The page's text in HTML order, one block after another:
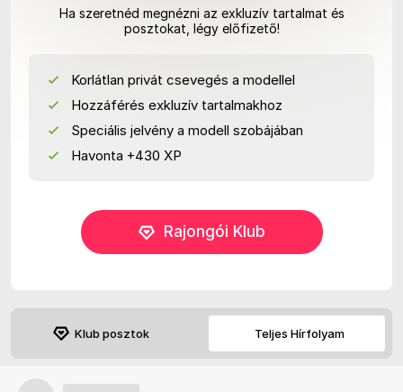
Ha szeretnéd megnézni az exkluzív tartalmat és
posztokat, légy előfizető!
Korlátlan privát csevegés a modellel
Hozzáférés exkluzív tartalmakhoz
Speciális jelvény a modell szobájában
Havonta +430 XP
Rajongói Klub
Klub posztok Teljes Hírfolyam